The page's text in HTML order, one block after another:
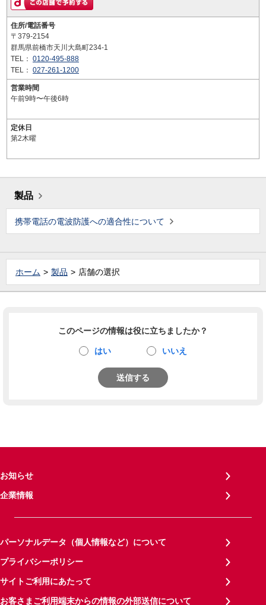
住所/電話番号
〒379-2154
群馬県前橋市天川大島町234-1
TEL： 0120-495-888
TEL： 027-261-1200
営業時間
午前9時〜午後6時
定休日
第2木曜
製品
携帯電話の電波防護への適合性について
ホーム 製品 店舗の選択
このページの情報は役に立ちましたか？
はい いいえ
送信する
お知らせ
企業情報
パーソナルデータ（個人情報など）について
プライバシーポリシー
サイトご利用にあたって
お客さまご利用端末からの情報の外部送信について